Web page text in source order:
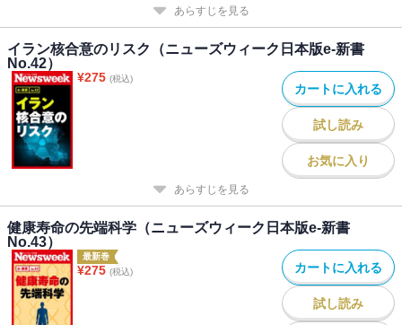
あらすじを見る
イラン核合意のリスク（ニューズウィーク日本版e-新書
No.42）
¥275 (税込)
カートに入れる
試し読み
お気に入り
あらすじを見る
健康寿命の先端科学（ニューズウィーク日本版e-新書
No.43）
最新巻
¥275 (税込) カートに入れる
試し読み